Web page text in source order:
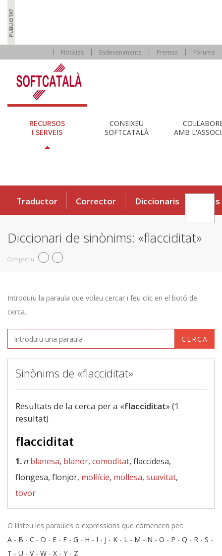
Notícies Esdeveniments Premsa Fòrums
RECURSOS
I SERVEIS
CONEIXEU
SOFTCATALÀ
AMB
Traductor Corrector Diccionaris Eines
Diccionari de sinònims: «flacciditat»
Compartiu
Introduïu la paraula que voleu cercar i feu clic en el botó de
cerca.
CERCA
Sinònims de «flacciditat»
Resultats de la cerca per a «flacciditat» (1
resultat)
flacciditat
1.n blanesa, blanor, comoditat, flaccidesa,
flongesa, flonjor, mol·lície, mollesa, suavitat,
tovor
O llisteu les paraules o expressions que comencen per:
A - B - C - D - E - F - G - H - I - J - K - L - M - N - O - P - Q - R - S -
T - U - V- W - X - Y - Z